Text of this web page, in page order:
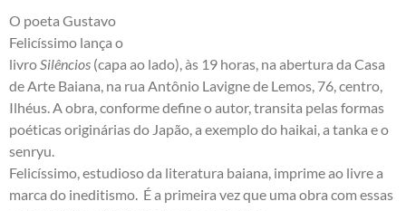
O poeta Gustavo
Felicíssimo lança o
livroSilêncios (capa ao lado), às 19 horas, na abertura da Casa
de Arte Baiana, na rua Antônio Lavigne de Lemos, 76, centro,
Ilhéus. A obra, conforme define o autor, transita pelas formas
poéticas originárias do Japão, a exemplo do haikai, a tanka e o
senryu.
Felicíssimo, estudioso da literatura baiana, imprime ao livre a
marca do ineditismo. É a primeira vez que uma obra com essas